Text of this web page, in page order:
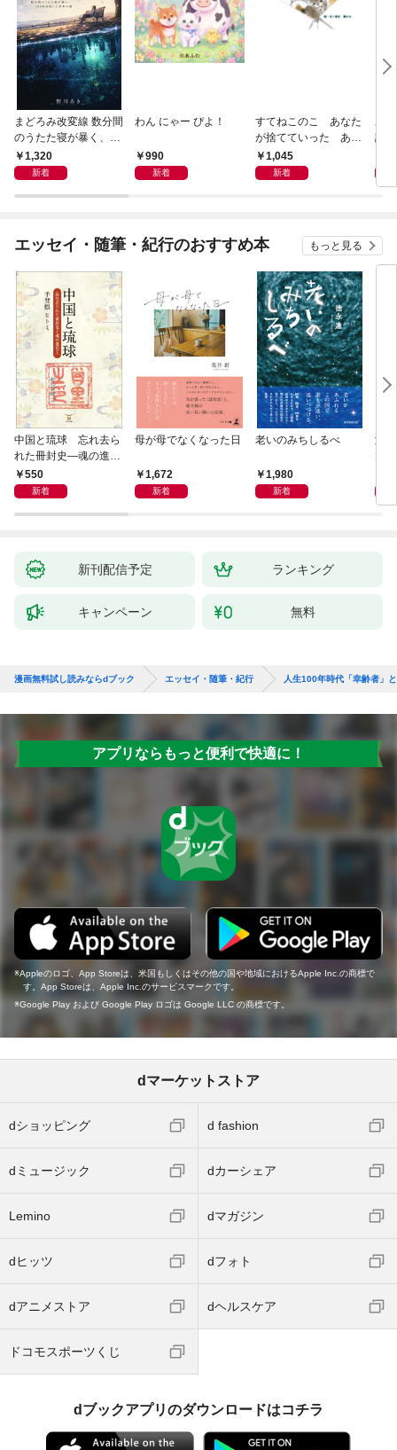
まどろみ改変線 数分間
のうたた寝が暴く、18
0度反転した世界の謎
1,320
新着
わん にゃー ぴよ！
990
新着
すてねこのこ あなた
が捨てていった あの
子たちのその後のこと
です
1,045
新着
あ
記
い
心
エッセイ・随筆・紀行のおすすめ本 もっと見る
中国と琉球 忘れ去ら
れた冊封史―魂の進化
―550
新着
母が母でなくなった日
1,672
新着
老いのみちしるべ
1,980
新着
激
新刊配信予定 ランキング
キャンペーン 無料
漫画無料試し読みならdブック エッセイ・随筆・紀行 人生100年時代「幸齢者」
アプリならもっと便利で快適に！
Appleのロゴ、App Storeは、米国もしくはその他の国や地域におけるApple Inc.の商標で
す。App Storeは、Apple Inc.のサービスマークです。
Google Play および Google Play ロゴは Google LLC の商標です。
dマーケットストア
dショッピング d fashion
dミュージック dカーシェア
Lemino dマガジン
dヒッツ dフォト
dアニメストア dヘルスケア
ドコモスポーツくじ
dブックアプリのダウンロードはコチラ